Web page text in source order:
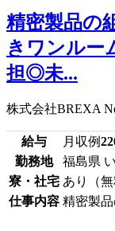
精密製品の
きワンルー
担◎未...
株式会社BREXA
給与 月収例
勤務地
福島県
寮・社宅 あり（無
仕事内容 精密製